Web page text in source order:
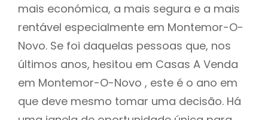
mais económica, a mais segura e a mais
rentável especialmente em Montemor-O-
Novo. Se foi daquelas pessoas que, nos
últimos anos, hesitou em Casas A Venda
em Montemor-O-Novo , este é o ano em
que deve mesmo tomar uma decisão. Há